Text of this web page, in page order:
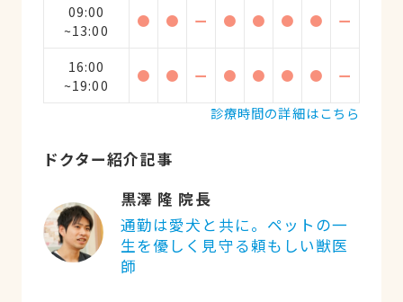
09:00
~13:00
● ● ー ● ● ● ● ー
16:00
~19:00
● ● ー ● ● ● ●
ー
診療時間の詳細はこちら
ドクター紹介記事
黒澤 隆 院長
通勤は愛犬と共に。ペットの一
生を優しく見守る頼もしい獣医
師